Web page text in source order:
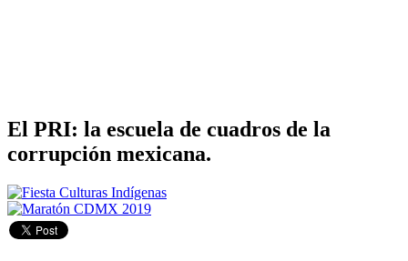
El PRI: la escuela de cuadros de la
corrupción mexicana.